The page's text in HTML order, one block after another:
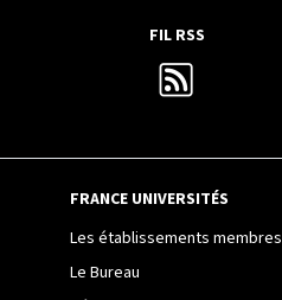
FIL RSS
FRANCE UNIVERSITÉS
Les établissements membres
Le Bureau